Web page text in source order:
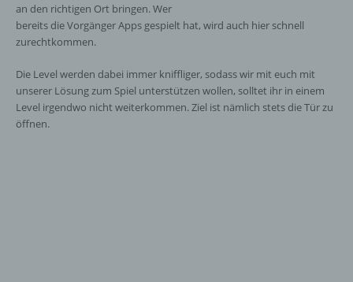
an den richtigen Ort bringen. Wer
bereits die Vorgänger Apps gespielt hat, wird auch hier schnell
zurechtkommen.
Die Level werden dabei immer kniffliger, sodass wir mit euch mit
unserer Lösung zum Spiel unterstützen wollen, solltet ihr in einem
Level irgendwo nicht weiterkommen. Ziel ist nämlich stets die Tür zu
öffnen.